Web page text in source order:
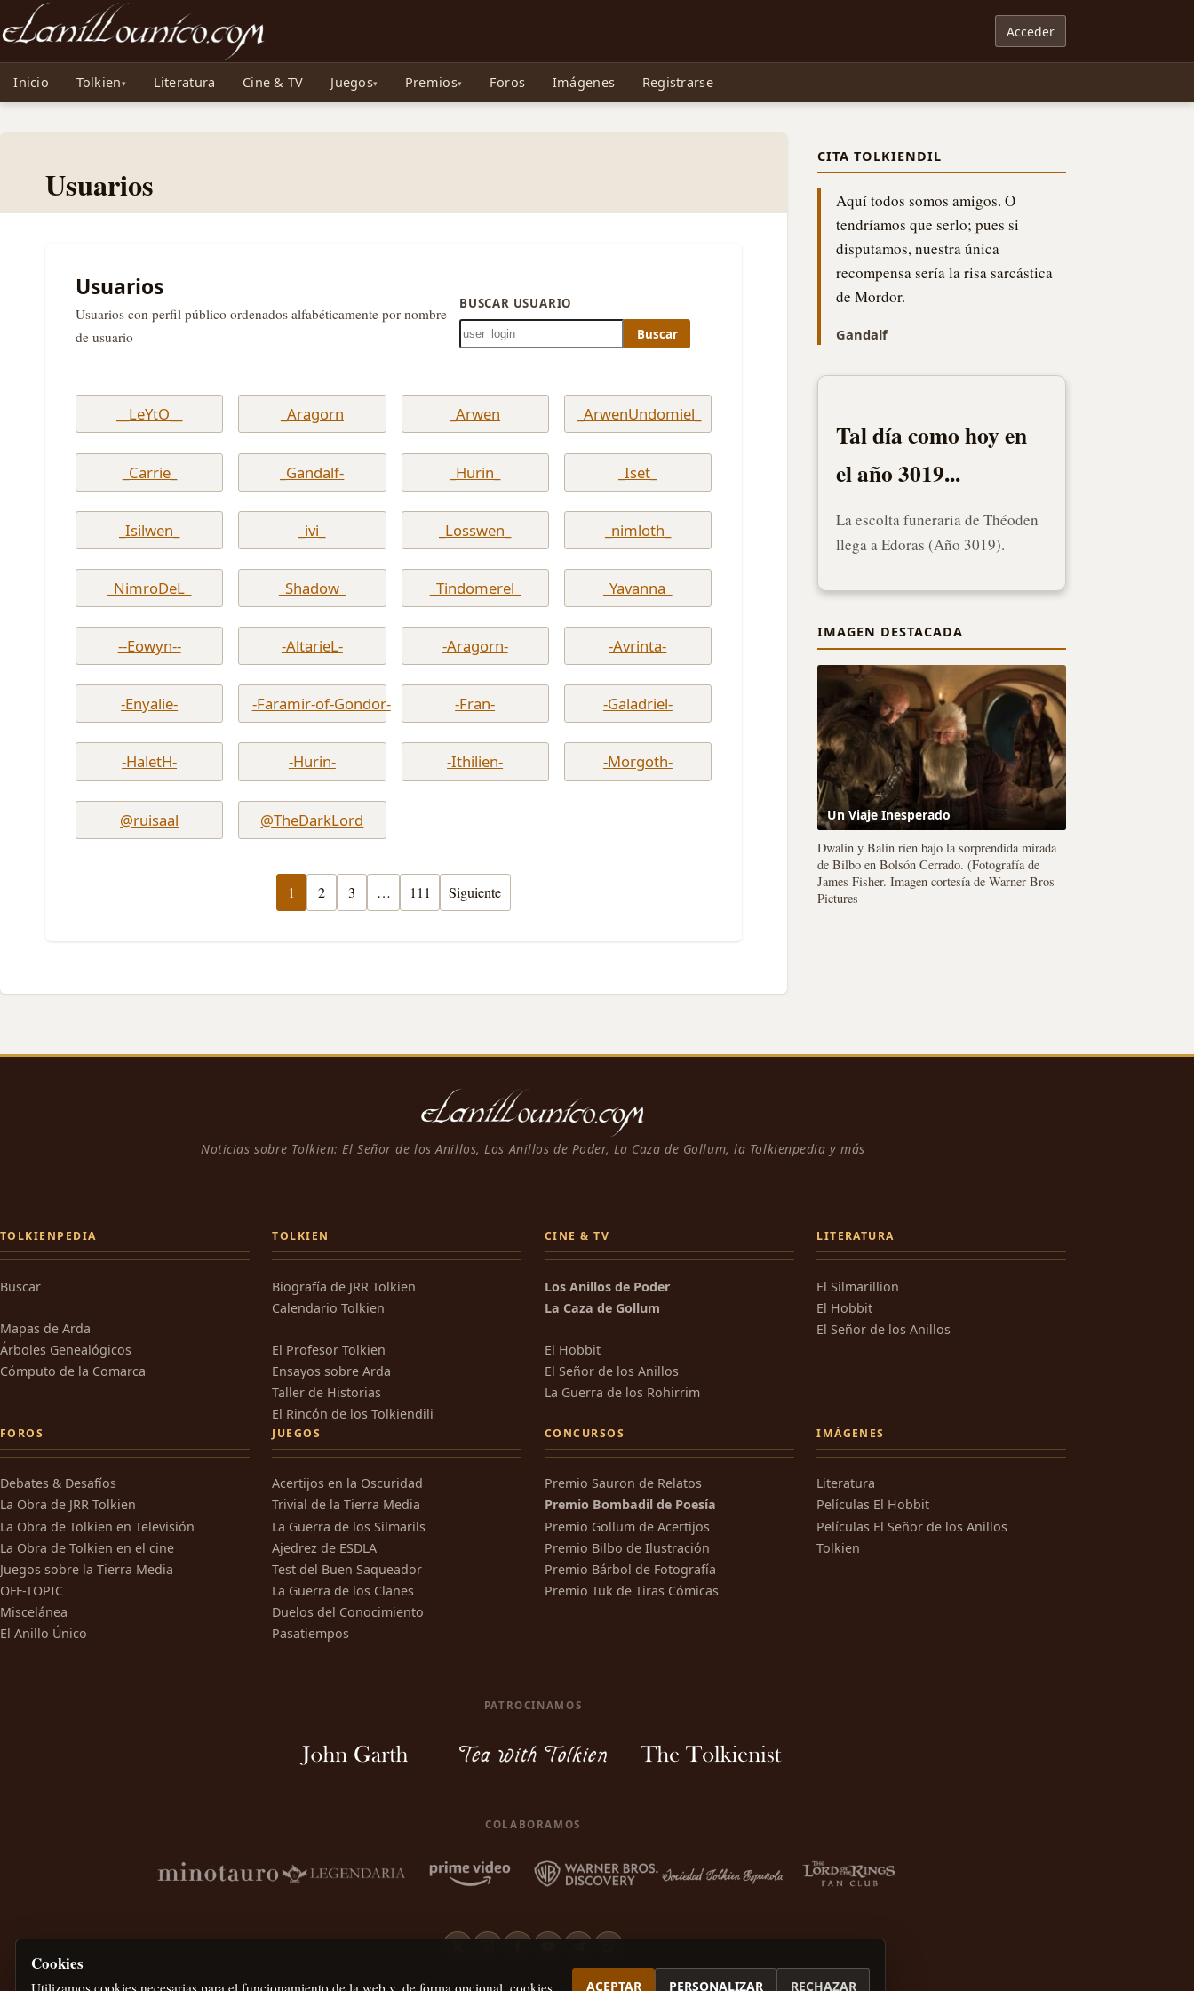
Noticias sobre Tolkien: El Señor de los Anillos, Los Anillos de Poder, La Caza de Gollum, la Tolkienpedia y más
Acceder
Inicio Tolkien Literatura Cine & TV Juegos Premios Foros Imágenes Registrarse
Usuarios
Usuarios
Usuarios con perfil público ordenados alfabéticamente por nombre
de usuario
BUSCAR USUARIO
Buscar
__LeYtO__ _Aragorn _Arwen _ArwenUndomiel_
_Carrie_ _Gandalf- _Hurin_ _Iset_
_Isilwen_ _ivi_ _Losswen_ _nimloth_
_NimroDeL_ _Shadow_ _Tindomerel_ _Yavanna_
--Eowyn-- -AltarieL- -Aragorn- -Avrinta-
-Enyalie- -Faramir-of-Gondor- -Fran- -Galadriel-
-HaletH- -Hurin- -Ithilien- -Morgoth-
@ruisaal @TheDarkLord
1 2 3 … 111 Siguiente
CITA TOLKIENDIL
Aquí todos somos amigos. O
tendríamos que serlo; pues si
disputamos, nuestra única
recompensa sería la risa sarcástica
de Mordor.
Gandalf
Tal día como hoy en
el año 3019...
La escolta funeraria de Théoden
llega a Edoras (Año 3019).
IMAGEN DESTACADA
Un Viaje Inesperado
Dwalin y Balin ríen bajo la sorprendida mirada
de Bilbo en Bolsón Cerrado. (Fotografía de
James Fisher. Imagen cortesía de Warner Bros
Pictures
Noticias sobre Tolkien: El Señor de los Anillos, Los Anillos de Poder, La Caza de Gollum, la Tolkienpedia y más
TOLKIENPEDIA
Buscar
Mapas de Arda
Árboles Genealógicos
Cómputo de la Comarca
TOLKIEN
Biografía de JRR Tolkien
Calendario Tolkien
El Profesor Tolkien
Ensayos sobre Arda
Taller de Historias
El Rincón de los Tolkiendili
CINE & TV
Los Anillos de Poder
La Caza de Gollum
El Hobbit
El Señor de los Anillos
La Guerra de los Rohirrim
LITERATURA
El Silmarillion
El Hobbit
El Señor de los Anillos
FOROS
Debates & Desafíos
La Obra de JRR Tolkien
La Obra de Tolkien en Televisión
La Obra de Tolkien en el cine
Juegos sobre la Tierra Media
OFF-TOPIC
Miscelánea
El Anillo Único
JUEGOS
Acertijos en la Oscuridad
Trivial de la Tierra Media
La Guerra de los Silmarils
Ajedrez de ESDLA
Test del Buen Saqueador
La Guerra de los Clanes
Duelos del Conocimiento
Pasatiempos
CONCURSOS
Premio Sauron de Relatos
Premio Bombadil de Poesía
Premio Gollum de Acertijos
Premio Bilbo de Ilustración
Premio Bárbol de Fotografía
Premio Tuk de Tiras Cómicas
IMÁGENES
Literatura
Películas El Hobbit
Películas El Señor de los Anillos
Tolkien
PATROCINAMOS
COLABORAMOS
Cookies
Utilizamos cookies necesarias para el funcionamiento de la web y, de forma opcional, cookies ACEPTAR PERSONALIZAR RECHAZAR